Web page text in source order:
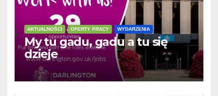
AKTUALNOŚCI OFERTY PRACY WYDARZENIA
My tu gadu, gadu a tu się
dzieje